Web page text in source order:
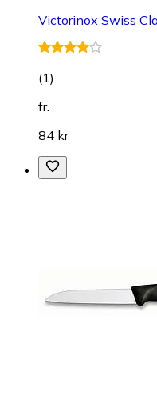
Victorinox Swiss
(1)
fr.
84 kr